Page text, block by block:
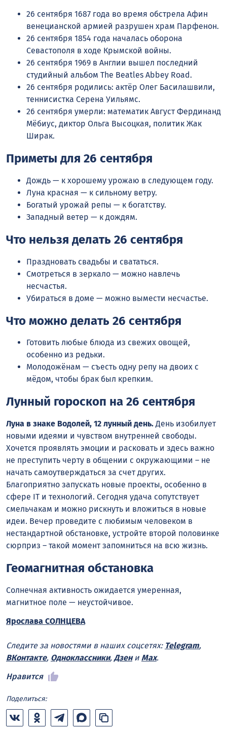
26 сентября 1687 года во время обстрела Афин
венецианской армией разрушен храм Парфенон.
26 сентября 1854 года началась оборона
Севастополя в ходе Крымской войны.
26 сентября 1969 в Англии вышел последний
студийный альбом The Beatles Abbey Road.
26 сентября родились: актёр Олег Басилашвили,
теннисистка Серена Уильямс.
26 сентября умерли: математик Август Фердинанд
Мёбиус, диктор Ольга Высоцкая, политик Жак
Ширак.
Приметы для 26 сентября
Дождь — к хорошему урожаю в следующем году.
Луна красная — к сильному ветру.
Богатый урожай репы — к богатству.
Западный ветер — к дождям.
Что нельзя делать 26 сентября
Праздновать свадьбы и свататься.
Смотреться в зеркало — можно навлечь
несчастья.
Убираться в доме — можно вымести несчастье.
Что можно делать 26 сентября
Готовить любые блюда из свежих овощей,
особенно из редьки.
Молодожёнам — съесть одну репу на двоих с
мёдом, чтобы брак был крепким.
Лунный гороскоп на 26 сентября
Луна в знаке Водолей, 12 лунный день.День изобилует
новыми идеями и чувством внутренней свободы.
Хочется проявлять эмоции и расковать и здесь важно
не преступить черту в общении с окружающими – не
начать самоутверждаться за счет других.
Благоприятно запускать новые проекты, особенно в
сфере IT и технологий. Сегодня удача сопутствует
смельчакам и можно рискнуть и вложиться в новые
идеи. Вечер проведите с любимым человеком в
нестандартной обстановке, устройте второй половинке
сюрприз – такой момент запомниться на всю жизнь.
Геомагнитная обстановка
Солнечная активность ожидается умеренная,
магнитное поле — неустойчивое.
Ярослава СОЛНЦЕВА
Следите за новостями в наших соцсетях: Telegram,
ВКонтакте, Одноклассники, Дзени Max.
Нравится
Поделиться: